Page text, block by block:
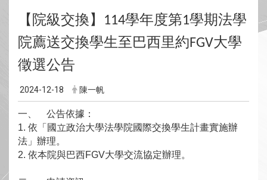
【院級交換】 114學年度第1學期法學
院薦送交換學生至巴西里約FGV大學
徵選公告
2024-12-18 陳一帆
一、 公告依據：
1. 依「國立政治大學法學院國際交換學生計畫實施辦
法」辦理。
2. 依本院與巴西FGV大學交流協定辦理。